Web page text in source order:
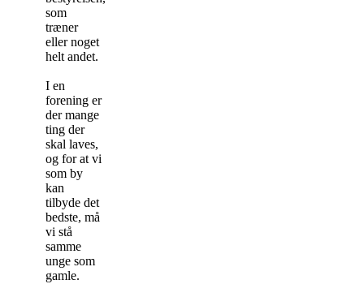
som
træner
eller noget
helt andet.
I en
forening er
der mange
ting der
skal laves,
og for at vi
som by
kan
tilbyde det
bedste, må
vi stå
samme
unge som
gamle.